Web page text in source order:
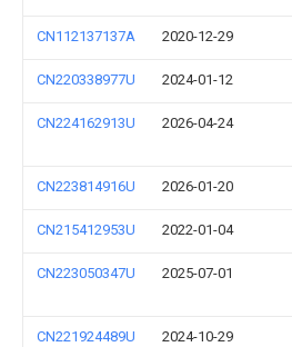
CN112137137A 2020-12-29
CN220338977U 2024-01-12
CN224162913U 2026-04-24
CN223814916U 2026-01-20
CN215412953U 2022-01-04
CN223050347U 2025-07-01
CN221924489U 2024-10-29